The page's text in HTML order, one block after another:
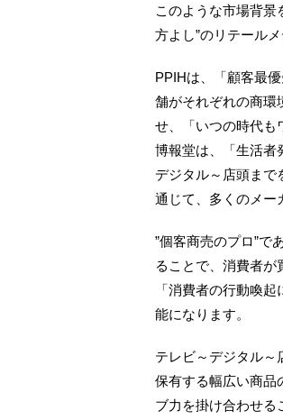
このような市場背景
方よし”のリテール
PPIHは、「顧客最
舗がそれぞれの商環
せ、「いつの時代も
博報堂は、「生活者
デジタル～店頭まで
通じて、多くのメー
”個客商売のプロ”で
ることで、消費者が
「消費者の行動喚
能になります。
テレビ～デジタル～
保有する幅広い商品
ブ力を掛け合わせる